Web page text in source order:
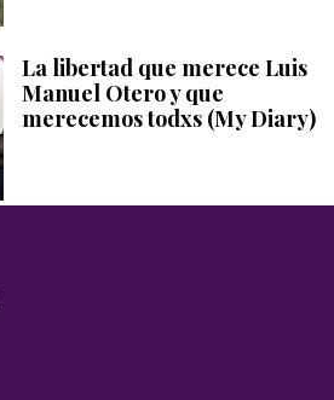
La libertad que merece Luis
Manuel Otero y que
merecemos todxs (My Diary)